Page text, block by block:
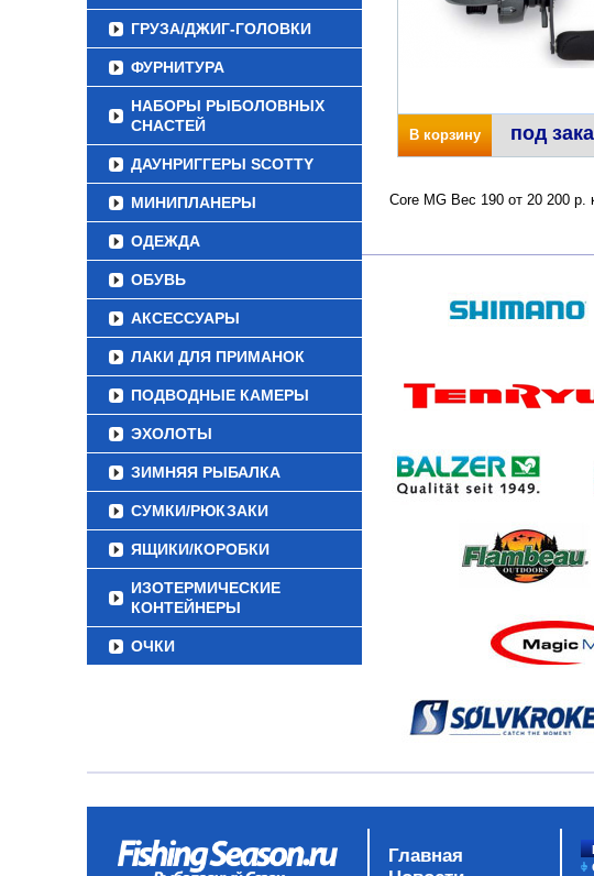
ГРУЗА/ДЖИГ-ГОЛОВКИ
ФУРНИТУРА
НАБОРЫ РЫБОЛОВНЫХ
СНАСТЕЙ
ДАУНРИГГЕРЫ SCOTTY
МИНИПЛАНЕРЫ
ОДЕЖДА
ОБУВЬ
АКСЕССУАРЫ
ЛАКИ ДЛЯ ПРИМАНОК
ПОДВОДНЫЕ КАМЕРЫ
ЭХОЛОТЫ
ЗИМНЯЯ РЫБАЛКА
СУМКИ/РЮКЗАКИ
ЯЩИКИ/КОРОБКИ
ИЗОТЕРМИЧЕСКИЕ
КОНТЕЙНЕРЫ
ОЧКИ
В корзину под
Core MG Вес 190 от 20 200 р.
Главная